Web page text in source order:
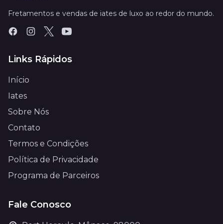
Fretamentos e vendas de iates de luxo ao redor do mundo.
Links Rápidos
Início
Iates
Sobre Nós
Contato
Termos e Condições
Política de Privacidade
Programa de Parceiros
Fale Conosco